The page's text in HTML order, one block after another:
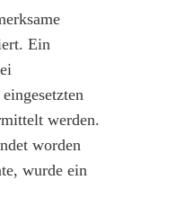
Ein
werden.
worden
wurde ein